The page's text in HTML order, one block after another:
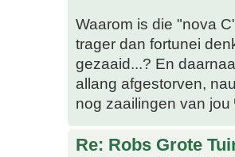
Waarom is die "nova
trager dan fortunei
gezaaid...? En
allang afgestorven,
nog zaailingen van jou
Re: Robs Grote